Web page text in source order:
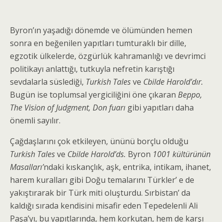
Byron’ın yaşadığı dönemde ve ölümünden hemen
sonra en beğenilen yapıtları tumturaklı bir dille,
egzotik ülkelerde, özgürlük kahramanlığı ve devrimci
politikayı anlattığı, tutkuyla nefretin karıştığı
sevdalarla süslediği, Turkish Talesve Cbilde Harold’dır.
Bugün ise toplumsal yergiciliğini öne çıkaran Beppo,
The Vision of Judgment, Don fuarı gibi yapıtları daha
önemli sayılır.
Çağdaşlarını çok etkileyen, ününü borçlu olduğu
Turkish Talesve Cbilde Harold’ds. Byron 1001 kültürünün
Masalları’ndaki kıskançlık, aşk, entrika, intikam, ihanet,
harem kuralları gibi Doğu temalarını Türkler’ e de
yakıştırarak bir Türk miti oluşturdu. Sırbistan’ da
kaldığı sırada kendisini misafir eden Tepedelenli Ali
Paşa’yı, bu yapıtlarında, hem korkutan, hem de karşı